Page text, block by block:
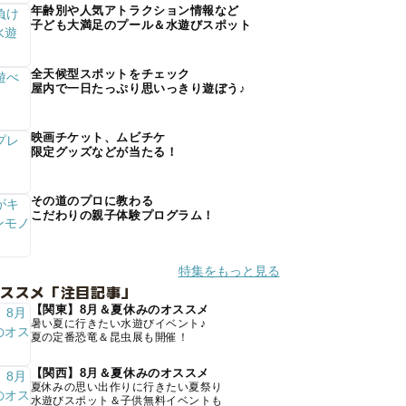
年齢別や人気アトラクション情報など
子ども大満足のプール＆水遊びスポット
全天候型スポットをチェック
屋内で一日たっぷり思いっきり遊ぼう♪
映画チケット、ムビチケ
限定グッズなどが当たる！
その道のプロに教わる
こだわりの親子体験プログラム！
特集をもっと見る
スメ「注目記事」
【関東】8月＆夏休みのオススメ
暑い夏に行きたい水遊びイベント♪
夏の定番恐竜＆昆虫展も開催！
【関西】8月＆夏休みのオススメ
夏休みの思い出作りに行きたい夏祭り
水遊びスポット＆子供無料イベントも